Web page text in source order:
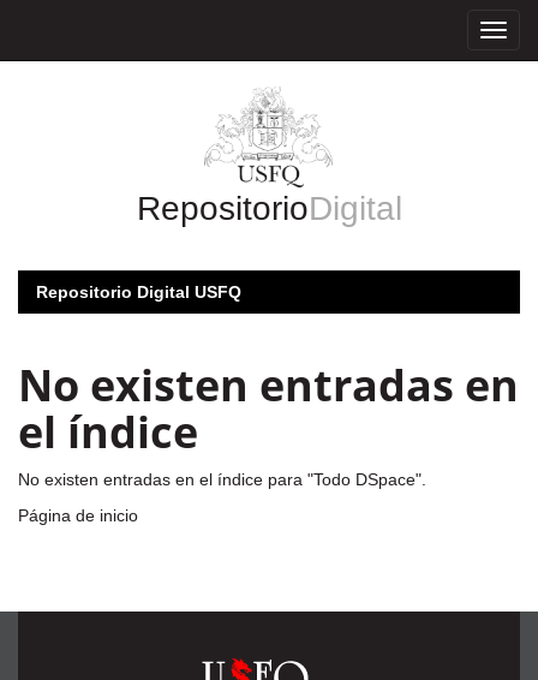
RepositorioDigital
Repositorio Digital USFQ
No existen entradas en
el índice
No existen entradas en el índice para "Todo DSpace".
Página de inicio